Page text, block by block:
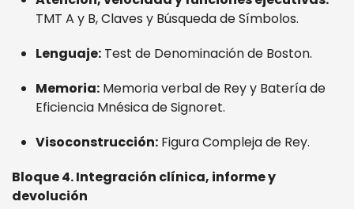
TMT A y B, Claves y Búsqueda de Símbolos.
Lenguaje: Test de Denominación de Boston.
Memoria: Memoria verbal de Rey y Batería de
Eficiencia Mnésica de Signoret.
Visoconstrucción: Figura Compleja de Rey.
Bloque 4. Integración clínica, informe y
devolución